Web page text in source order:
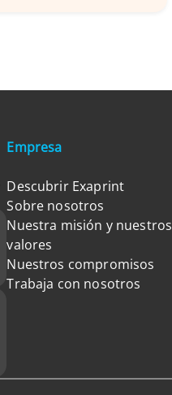
Empresa
Descubrir Exaprint
Sobre nosotros
Nuestra misión y nuestros
valores
Nuestros compromisos
Trabaja con nosotros